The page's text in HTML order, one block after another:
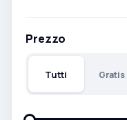
Prezzo
Tutti Gratis